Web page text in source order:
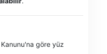
Kanunu'na göre yüz